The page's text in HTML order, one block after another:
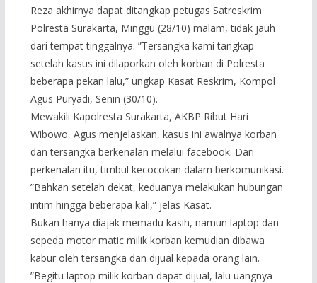
Reza akhirnya dapat ditangkap petugas Satreskrim
Polresta Surakarta, Minggu (28/10) malam, tidak jauh
dari tempat tinggalnya. ”Tersangka kami tangkap
setelah kasus ini dilaporkan oleh korban di Polresta
beberapa pekan lalu,” ungkap Kasat Reskrim, Kompol
Agus Puryadi, Senin (30/10).
Mewakili Kapolresta Surakarta, AKBP Ribut Hari
Wibowo, Agus menjelaskan, kasus ini awalnya korban
dan tersangka berkenalan melalui facebook. Dari
perkenalan itu, timbul kecocokan dalam berkomunikasi.
”Bahkan setelah dekat, keduanya melakukan hubungan
intim hingga beberapa kali,” jelas Kasat.
Bukan hanya diajak memadu kasih, namun laptop dan
sepeda motor matic milik korban kemudian dibawa
kabur oleh tersangka dan dijual kepada orang lain.
”Begitu laptop milik korban dapat dijual, lalu uangnya